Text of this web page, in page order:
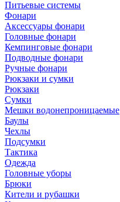
Питьевые системы
Фонари
Аксессуары фонари
Головные фонари
Кемпинговые фонари
Подводные фонари
Ручные фонари
Рюкзаки и сумки
Рюкзаки
Сумки
Мешки водонепроницаемые
Баулы
Чехлы
Подсумки
Тактика
Одежда
Головные уборы
Брюки
Кители и рубашки